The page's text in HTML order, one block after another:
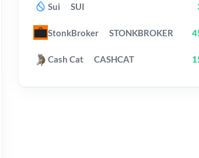
Sui SUI
StonkBroker STONKBROKER
Cash Cat CASHCAT